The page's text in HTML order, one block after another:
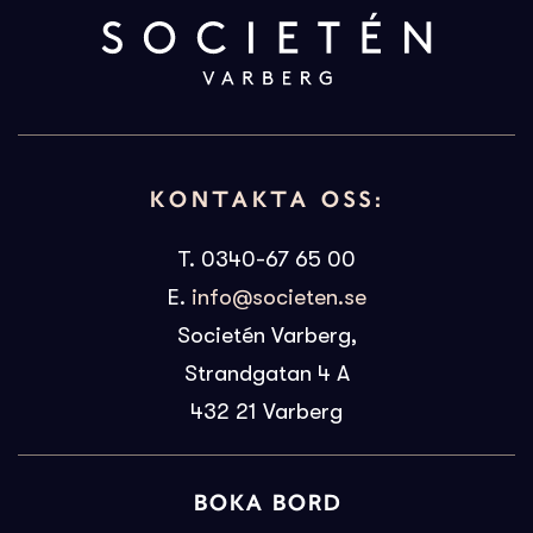
KONTAKTA OSS:
T. 0340-67 65 00
E. info@societen.se
Societén Varberg,
Strandgatan 4 A
432 21 Varberg
BOKA BORD